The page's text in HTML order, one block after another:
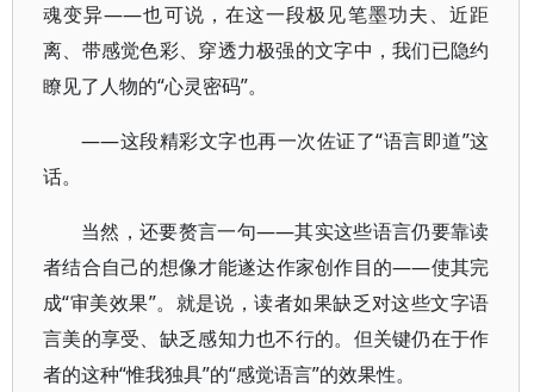
魂变异——也可说，在这一段极见笔墨功夫、近距
离、带感觉色彩、穿透力极强的文字中，我们已隐约
瞭见了人物的“心灵密码”。
——这段精彩文字也再一次佐证了“语言即道”这
话。
当然，还要赘言一句——其实这些语言仍要靠读
者结合自己的想像才能遂达作家创作目的——使其完
成“审美效果”。就是说，读者如果缺乏对这些文字语
言美的享受、缺乏感知力也不行的。但关键仍在于作
者的这种“惟我独具”的“感觉语言”的效果性。